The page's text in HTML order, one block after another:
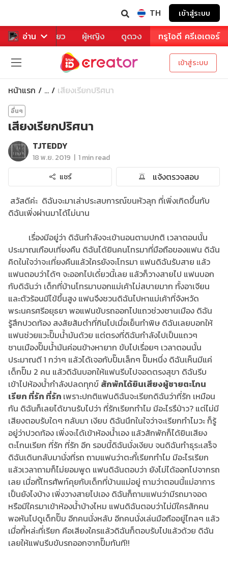
TH เข้าสู่ระบบ
อ่าน
หาร ท่องเที่ยว ผู้หญิง ดูดวง ทรูไอดี ครีเอเตอร์
เข้าสู่ระบบ
หน้าแรก ... เสียงเรียกปริศนา
อื่นๆ
เสียงเรียกปริศนา
TJTEDDY
18 พ.ย. 2019 | 1 min read
แชร์
แจ้งตรวจสอบ
สวัสดีค่ะ ดิฉันจะมาเล่าประสบการณ์ขนหัวลุก ที่เพิ่งเกิดขึ้นกับ
ดิฉันเพิ่งผ่านมาได้ไม่นาน
เรื่องมีอยู่ว่า ดิฉันกำลังจะเข้านอนตามปกติ เวลาตอนนั้น
ประมาณเกือบเที่ยงคืน ดิฉันได้ยินคนโทรมาที่มือถือของแฟน ดิฉัน
คิดในใจว่าจะเที่ยงคืนแล้วใครยังจะโทรมา แฟนดิฉันรับสาย แล้ว
แฟนตอบว่าได้ๆ จะออกไปเดี๋ยวนี้เลย แล้วก็วางสายไป แฟนบอก
กับดิฉันว่า เด็กที่บ้านโทรมาบอกแม่เค้าไม่สบายมาก ทั้งอาเจียน
และตัวร้อนมีไข้ขึ้นสูง แฟนจึงชวนดิฉันไปหาแม่เค้าที่จังหวัด
พระนครศรีอยุธยา พอแฟนขับรถออกไปแถวช่วงชานเมือง ดิฉัน
รู้สึกปวดท้อง สงสัยส้มตำที่กินไปเมื่อเย็นทำพิษ ดิฉันเลยบอกให้
แฟนช่วยแวะปั๊มน้ำมันด้วย แต่ตรงที่ดิฉันกำลังไปเป็นแถวๆ
ชานเมืองปั๊มน้ำมันค่อนข้างหายาก ขับไปเรื่อยๆ เวลาตอนนั้น
ประมาณตี 1 กว่าๆ แล้วได้เจอกับปั๊มเล็กๆ ปั๊มหนึ่ง ดิฉันเห็นมีแค่
เด็กปั๊ม 2 คน แล้วดิฉันบอกให้แฟนรีบไปจอดตรงสุขา ดิฉันรีบ
เข้าไปห้องน้ำกำลังปลดทุกข์ สักพักได้ยินเสียงผู้ชายตะโกน
เรียก ที่รัก ที่รัก เพราะปกติแฟนดิฉันจะเรียกดิฉันว่าที่รัก เหมือน
กัน ดิฉันก็เลยได้ขานรับไปว่า ที่รักเรียกทำไม มีอะไรรึป่าว? แต่ไม่มี
เสียงตอบรับใดๆ กลับมา เงียบ ดิฉันนึกในใจว่าจะเรียกทำไมวะ ก็รู้
อยู่ว่าปวดท้อง เพิ่งจะได้เข้าห้องน้ำเอง แล้วสักพักก็ได้ยินเสียง
ตะโกนเรียก ที่รัก ที่รัก อีก รอบนี้ดิฉันนั่งเงียบ จนดิฉันทำธุระเสร็จ
ดิฉันเดินกลับมานั่งที่รถ ถามแฟนว่าตะกี้เรียกทำไม มีอะไรเรียก
แล้วเวลาถามก็ไม่ยอมพูด แฟนดิฉันตอบว่า ยังไม่ได้ออกไปจากรถ
เลย เมื่อกี้โทรศัพท์คุยกับเด็กที่บ้านแม่อยู่ ถามว่าตอนนี้แม่อาการ
เป็นยังไงบ้าง เพิ่งวางสายไปเอง ดิฉันก็ถามแฟนว่ามีรถมาจอด
หรือมีใครมาเข้าห้องน้ำบ้างไหม แฟนดิฉันตอบว่าไม่มีใครสักคน
พอหันไปดูเด็กปั๊ม อีกคนนั่งหลับ อีกคนนั่งเล่นมือถืออยู่ไกลๆ แล้ว
เมื่อกี้หล่ะที่เรียก คือเสียงใครแล้วดิฉันก็ตอบรับไปแล้วด้วย ดิฉัน
เลยให้แฟนรีบขับรถออกจากปั๊มทันที!!